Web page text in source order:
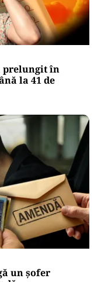
prelungit în
la 41 de
un șofer